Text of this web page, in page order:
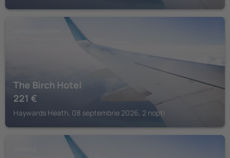
The Birch Hotel
221 €
Haywards Heath, 08 septembrie 2026, 2 nopți